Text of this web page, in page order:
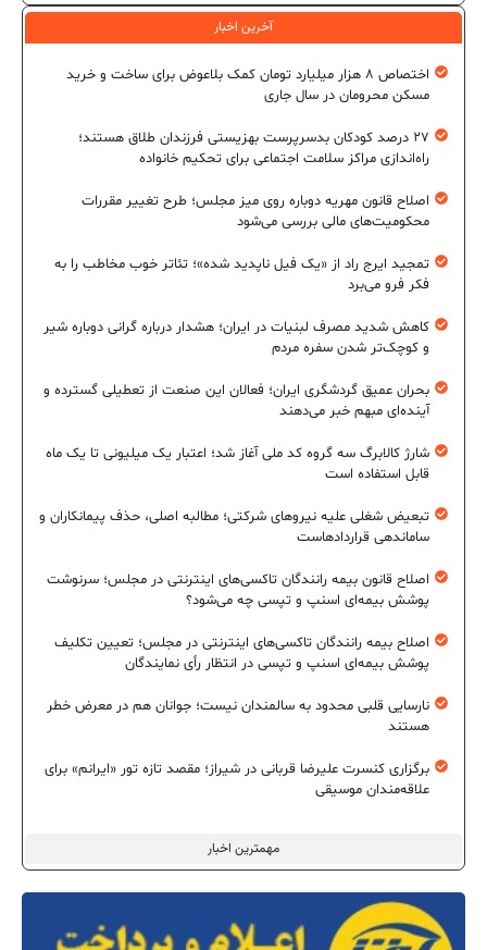
آخرین اخبار
مهمترین اخبار
اختصاص ۸ هزار میلیارد تومان کمک بلاعوض برای ساخت و خرید
مسکن محرومان در سال جاری
۲۷ درصد کودکان بدسرپرست بهزیستی فرزندان طلاق هستند؛
راه‌اندازی مراکز سلامت اجتماعی برای تحکیم خانواده
اصلاح قانون مهریه دوباره روی میز مجلس؛ طرح تغییر مقررات
محکومیت‌های مالی بررسی می‌شود
تمجید ایرج راد از «یک فیل ناپدید شده»؛ تئاتر خوب مخاطب را به
فکر فرو می‌برد
کاهش شدید مصرف لبنیات در ایران؛ هشدار درباره گرانی دوباره شیر
و کوچک‌تر شدن سفره مردم
بحران عمیق گردشگری ایران؛ فعالان این صنعت از تعطیلی گسترده و
آینده‌ای مبهم خبر می‌دهند
شارژ کالابرگ سه گروه کد ملی آغاز شد؛ اعتبار یک میلیونی تا یک ماه
قابل استفاده است
تبعیض شغلی علیه نیروهای شرکتی؛ مطالبه اصلی، حذف پیمانکاران و
ساماندهی قراردادهاست
اصلاح قانون بیمه رانندگان تاکسی‌های اینترنتی در مجلس؛ سرنوشت
پوشش بیمه‌ای اسنپ و تپسی چه می‌شود؟
اصلاح بیمه رانندگان تاکسی‌های اینترنتی در مجلس؛ تعیین تکلیف
پوشش بیمه‌ای اسنپ و تپسی در انتظار رأی نمایندگان
نارسایی قلبی محدود به سالمندان نیست؛ جوانان هم در معرض خطر
هستند
برگزاری کنسرت علیرضا قربانی در شیراز؛ مقصد تازه تور «ایرانم» برای
علاقه‌مندان موسیقی